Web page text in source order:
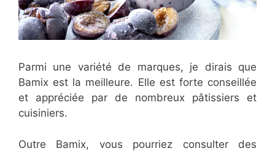
Parmi une variété de marques, je dirais que
Bamix est la meilleure. Elle est forte conseillée
et appréciée par de nombreux pâtissiers et
cuisiniers.
Outre Bamix, vous pourriez consulter des